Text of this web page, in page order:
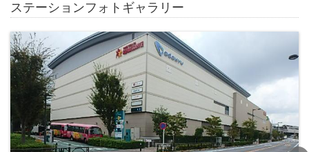
ステーションフォトギャラリー